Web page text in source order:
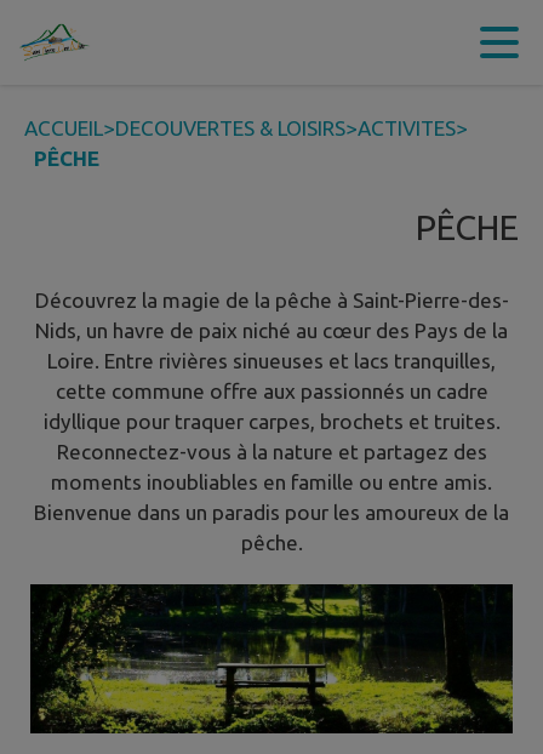
Contenu
ACCUEIL>DECOUVERTES & LOISIRS>ACTIVITES>
PÊCHE
PÊCHE
Découvrez la magie de la pêche à Saint-Pierre-des-
Nids, un havre de paix niché au cœur des Pays de la
Loire. Entre rivières sinueuses et lacs tranquilles,
cette commune offre aux passionnés un cadre
idyllique pour traquer carpes, brochets et truites.
Reconnectez-vous à la nature et partagez des
moments inoubliables en famille ou entre amis.
Bienvenue dans un paradis pour les amoureux de la
pêche.